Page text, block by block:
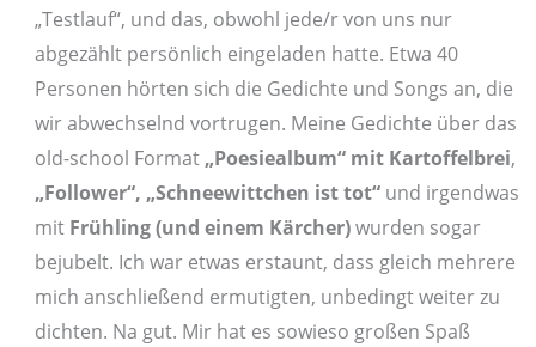
„Testlauf“, und das, obwohl jede/r von uns nur
abgezählt persönlich eingeladen hatte. Etwa 40
Personen hörten sich die Gedichte und Songs an, die
wir abwechselnd vortrugen. Meine Gedichte über das
old-school Format „Poesiealbum“ mit Kartoffelbrei,
„Follower“, „Schneewittchen ist tot“und irgendwas
mit Frühling (und einem Kärcher)wurden sogar
bejubelt. Ich war etwas erstaunt, dass gleich mehrere
mich anschließend ermutigten, unbedingt weiter zu
dichten. Na gut. Mir hat es sowieso großen Spaß